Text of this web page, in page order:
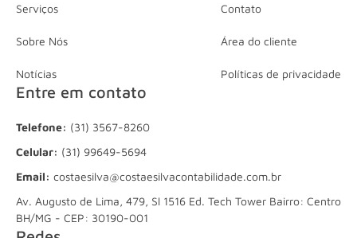
Serviços
Sobre Nós
Notícias
Contato
Área do cliente
Políticas de privacidade
Entre em contato
Telefone: (31) 3567-8260
Celular: (31) 99649-5694
Email: costaesilva@costaesilvacontabilidade.com.br
Av. Augusto de Lima, 479, Sl 1516 Ed. Tech Tower Bairro: Centro
BH/MG - CEP: 30190-001